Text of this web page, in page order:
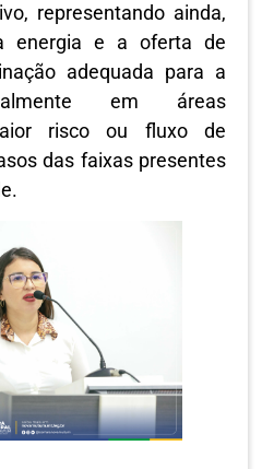
representando ainda,
energia e a oferta de
adequada para a
em áreas
risco ou fluxo de
das faixas presentes